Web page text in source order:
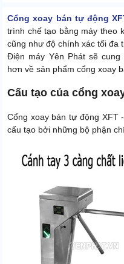
Cổng xoay bán tự động
trình chế tạo bằng máy theo
cũng như độ chính xác tối đa
Điện máy Yên Phát sẽ
hơn về sản phẩm cổng xoay
Cấu tạo của cổng
Cổng xoay bán tự động XFT
cấu tạo bởi những bộ phận